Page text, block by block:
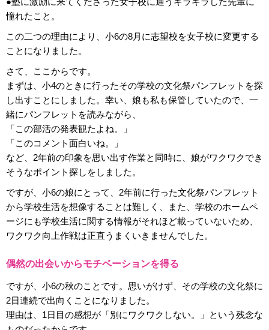
憧れたこと。
この二つの理由により、小6の8月に志望校を女子校に変更する
ことになりました。
さて、ここからです。
まずは、小4のときに行ったその学校の文化祭パンフレットを探
し出すことにしました。幸い、娘も私も保管していたので、一
緒にパンフレットを読みながら、
「この部活の発表観たよね。」
「このコメント面白いね。」
など、2年前の印象を思い出す作業と同時に、娘がワクワクでき
そうなポイント探しをしました。
ですが、小6の娘にとって、2年前に行った文化祭パンフレット
から学校生活を想像することは難しく、また、学校のホームペ
ージにも学校生活に関する情報がそれほど載っていないため、
ワクワク向上作戦は正直うまくいきませんでした。
偶然の出会いからモチベーションを得る
ですが、小6の秋のことです。思いがけず、その学校の文化祭に
2日連続で出向くことになりました。
理由は、1日目の感想が「別にワクワクしない。」という残念な